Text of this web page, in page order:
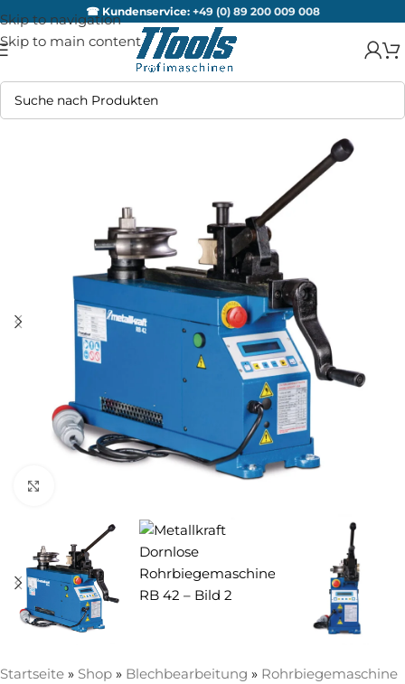
Skip to navigation
Skip to main content
☎ Kundenservice: +49 (0) 89 200 009 008
Startseite » Shop » Blechbearbeitung » Rohrbiegemaschine